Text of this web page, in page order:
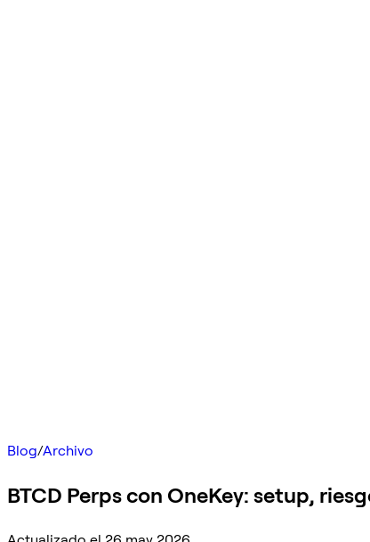
Blog/Archivo
BTCD Perps con OneKey: setup,